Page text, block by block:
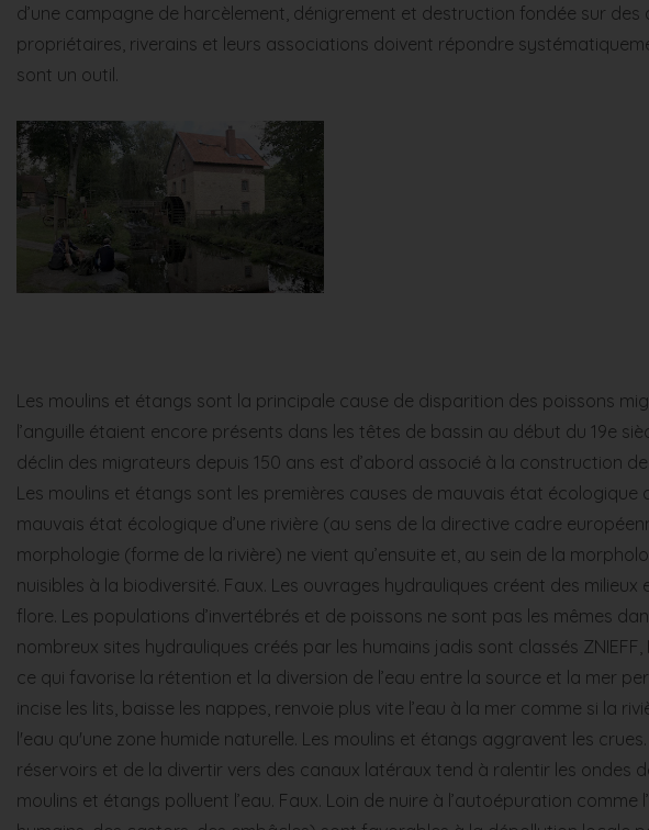
d’une campagne de harcèlement, dénigrement et destruction fondée sur
propriétaires, riverains et leurs associations doivent répondre
sont un outil.
Les moulins et étangs sont la principale cause de disparition des poissons
l’anguille étaient encore présents dans les têtes de bassin au début du 19e
déclin des migrateurs depuis 150 ans est d’abord associé à la construction
Les moulins et étangs sont les premières causes de mauvais état écologique
mauvais état écologique d’une rivière (au sens de la directive cadre
morphologie (forme de la rivière) ne vient qu’ensuite et, au sein de la
nuisibles à la biodiversité. Faux. Les ouvrages hydrauliques créent des
flore. Les populations d’invertébrés et de poissons ne sont pas les mêmes
nombreux sites hydrauliques créés par les humains jadis sont classés
ce qui favorise la rétention et la diversion de l’eau entre la source et la mer
incise les lits, baisse les nappes, renvoie plus vite l’eau à la mer comme si
l'eau qu'une zone humide naturelle. Les moulins et étangs aggravent les
réservoirs et de la divertir vers des canaux latéraux tend à ralentir les ondes
moulins et étangs polluent l’eau. Faux. Loin de nuire à l’autoépuration